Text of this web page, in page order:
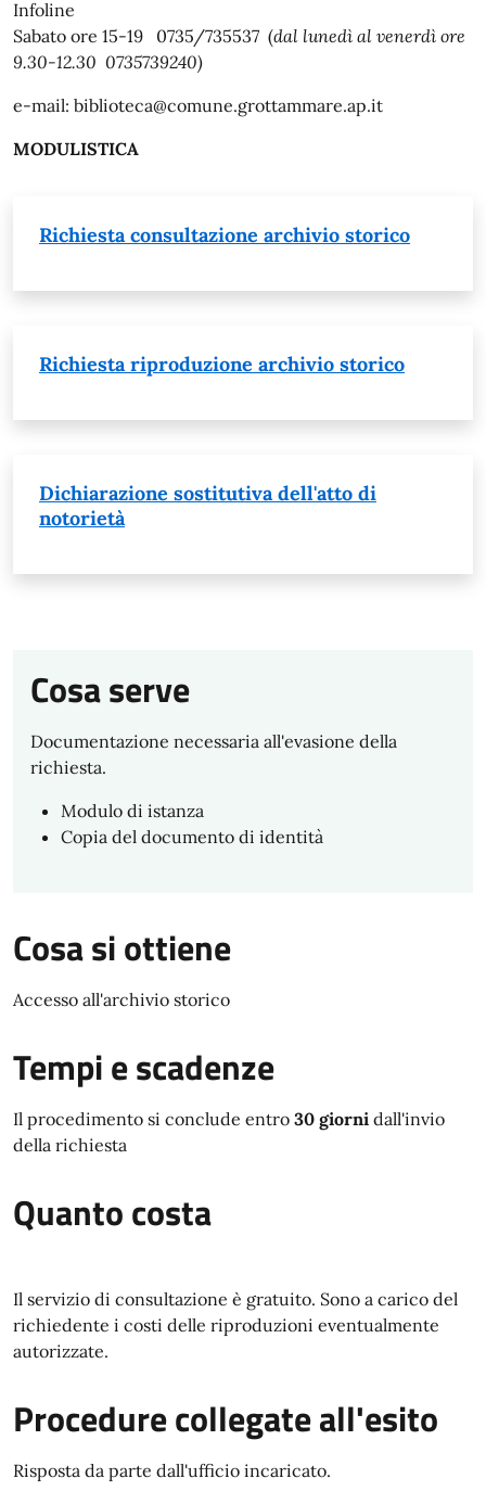
Infoline
Sabato ore 15-19 0735/735537 (dal lunedì al venerdì ore
9.30-12.30 0735739240)
e-mail: biblioteca@comune.grottammare.ap.it
MODULISTICA
Richiesta consultazione archivio storico
Richiesta riproduzione archivio storico
Dichiarazione sostitutiva dell'atto di
notorietà
Cosa serve
Documentazione necessaria all'evasione della
richiesta.
Modulo di istanza
Copia del documento di identità
Cosa si ottiene
Accesso all'archivio storico
Tempi e scadenze
Il procedimento si conclude entro 30 giorni dall'invio
della richiesta
Quanto costa
Il servizio di consultazione è gratuito. Sono a carico del
richiedente i costi delle riproduzioni eventualmente
autorizzate.
Procedure collegate all'esito
Risposta da parte dall'ufficio incaricato.